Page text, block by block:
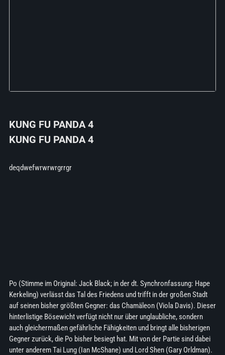
KUNG FU PANDA 4
KUNG FU PANDA 4
deqdwefwrwrwrgrrgr
Po (Stimme im Original: Jack Black; in der dt. Synchronfassung: Hape
Kerkeling) verlässt das Tal des Friedens und trifft in der großen Stadt
auf seinen bisher größten Gegner: das Chamäleon (Viola Davis). Dieser
hinterlistige Bösewicht verfügt nicht nur über unglaubliche, sondern
auch gleichermaßen gefährliche Fähigkeiten und bringt alle bisherigen
Gegner zurück, die Po bisher besiegt hat. Mit von der Partie sind dabei
unter anderem Tai Lung (Ian McShane) und Lord Shen (Gary Orldman).